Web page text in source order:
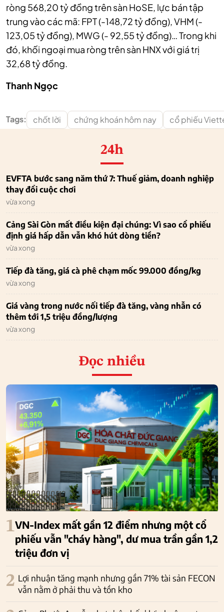
ròng 568,20 tỷ đồng trên sàn HoSE, lực bán tập
trung vào các mã: FPT (-148,72 tỷ đồng), VHM (-
123,05 tỷ đồng), MWG (- 92,55 tỷ đồng)… Trong khi
đó, khối ngoại mua ròng trên sàn HNX với giá trị
32,68 tỷ đồng.
Thanh Ngọc
Tags: chốt lời chứng khoán hôm nay cổ phiếu
24h
EVFTA bước sang năm thứ 7: Thuế giảm, doanh nghiệp
thay đổi cuộc chơi
vừa xong
Cảng Sài Gòn mất điều kiện đại chúng: Vì sao cổ phiếu
định giá hấp dẫn vẫn khó hút dòng tiền?
vừa xong
Tiếp đà tăng, giá cà phê chạm mốc 99.000 đồng/kg
vừa xong
Giá vàng trong nước nối tiếp đà tăng, vàng nhẫn có
thêm tới 1,5 triệu đồng/lượng
vừa xong
Đọc nhiều
1VN-Index mất gần 12 điểm nhưng một cổ
phiếu vẫn "cháy hàng", dư mua trần gần 1,2
triệu đơn vị
2 Lợi nhuận tăng mạnh nhưng gần 71% tài sản FECON
vẫn nằm ở phải thu và tồn kho